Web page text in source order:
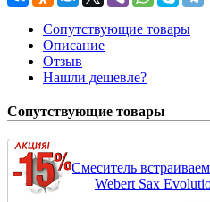
Сопутствующие товары
Описание
Отзыв
Нашли дешевле?
Сопутствующие товары